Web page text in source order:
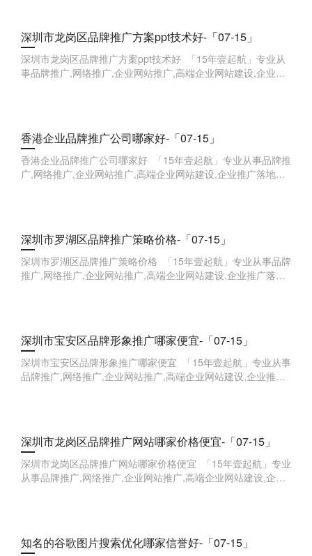
深圳市龙岗区品牌推广方案ppt技术好-「07-15」
深圳市龙岗区品牌推广方案ppt技术好 「15年壹起航」专业从
事品牌推广,网络推广,企业网站推广,高端企业网站建设,企业推
香港企业品牌推广公司哪家好-「07-15」
香港企业品牌推广公司哪家好 「15年壹起航」专业从事品牌推
广,网络推广,企业网站推广,高端企业网站建设,企业推广落地方
深圳市罗湖区品牌推广策略价格-「07-15」
深圳市罗湖区品牌推广策略价格 「15年壹起航」专业从事品牌
推广,网络推广,企业网站推广,高端企业网站建设,企业推广落地
深圳市宝安区品牌形象推广哪家便宜-「07-15」
深圳市宝安区品牌形象推广哪家便宜 「15年壹起航」专业从事
品牌推广,网络推广,企业网站推广,高端企业网站建设,企业推广
深圳市龙岗区品牌推广网站哪家价格便宜-「07-15」
深圳市龙岗区品牌推广网站哪家价格便宜 「15年壹起航」专业
从事品牌推广,网络推广,企业网站推广,高端企业网站建设,企业
知名的谷歌图片搜索优化哪家信誉好-「07-15」